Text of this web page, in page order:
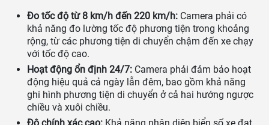
Đo tốc độ từ 8 km/h đến 220 km/h: Camera phải có
khả năng đo lường tốc độ phương tiện trong khoảng
rộng, từ các phương tiện di chuyển chậm đến xe chạy
với tốc độ cao.
Hoạt động ổn định 24/7: Camera phải đảm bảo hoạt
động hiệu quả cả ngày lẫn đêm, bao gồm khả năng
ghi hình phương tiện di chuyển ở cả hai hướng ngược
chiều và xuôi chiều.